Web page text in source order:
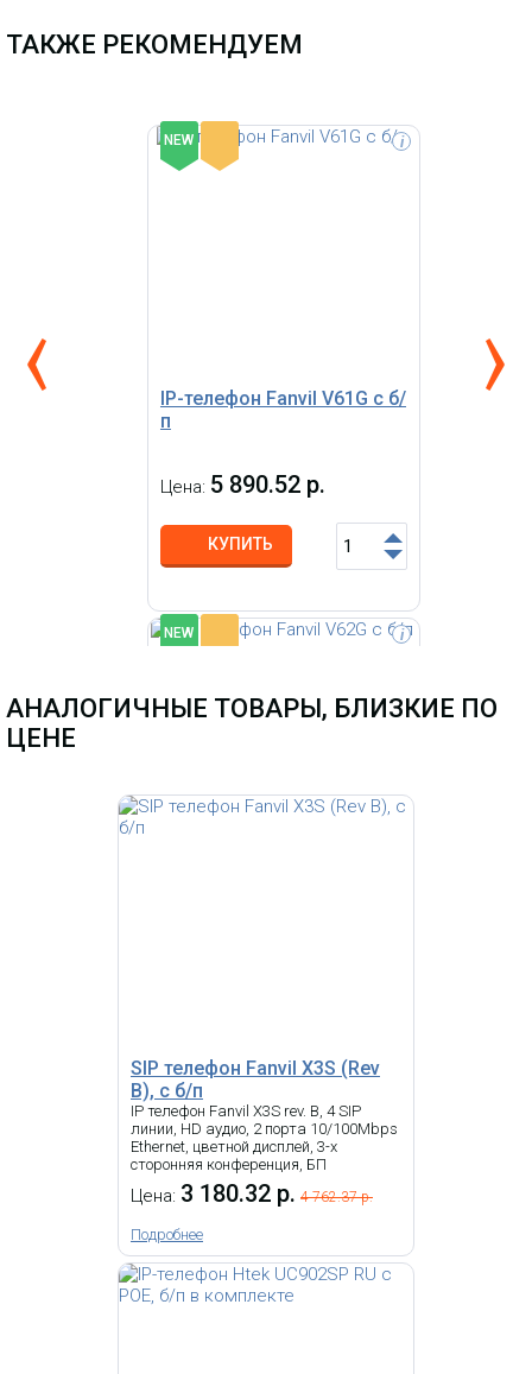
ТАКЖЕ РЕКОМЕНДУЕМ
NEW
IP-телефон Fanvil V61G с б/
п
Цена: 5 890.52 р.
КУПИТЬ
i
NEW i
12-линейный профессионального
уровня операторского класса,
порта, поддержка PoE, БП в
комплекте
Snom D150RU - IP телефон, 2
линии, 2 порта Ethernet,
Поддержка PoE, HD звук, RJ9, PoE,
USB
АНАЛОГИЧНЫЕ ТОВАРЫ, БЛИЗКИЕ ПО
ЦЕНЕ
SIP телефон Fanvil X3S (Rev
B), с б/п
IP телефон Fanvil X3S rev. B, 4 SIP
линии, HD аудио, 2 порта 10/100Mbps
Ethernet, цветной дисплей, 3-х
сторонняя конференция, БП
Цена: 3 180.32 р. 4 762.37 р.
Подробнее